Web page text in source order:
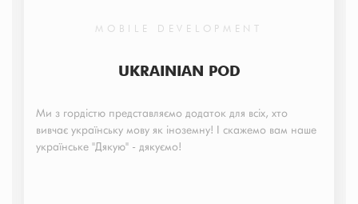
MOBILE DEVELOPMENT
UKRAINIAN POD
Ми з гордістю представляємо додаток для всіх, хто
вивчає українську мову як іноземну! І скажемо вам наше
українське "Дякую" - дякуємо!